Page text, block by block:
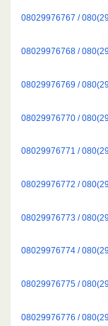
08029976767 /
08029976768 /
08029976769 /
08029976770 /
08029976771 /
08029976772 /
08029976773 /
08029976774 /
08029976775 /
08029976776 /